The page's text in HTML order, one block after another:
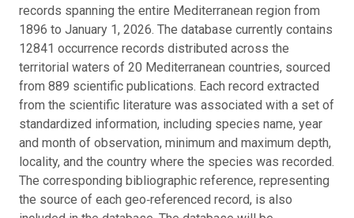
records spanning the entire Mediterranean region from
1896 to January 1, 2026. The database currently contains
12841 occurrence records distributed across the
territorial waters of 20 Mediterranean countries, sourced
from 889 scientific publications. Each record extracted
from the scientific literature was associated with a set of
standardized information, including species name, year
and month of observation, minimum and maximum depth,
locality, and the country where the species was recorded.
The corresponding bibliographic reference, representing
the source of each geo‑referenced record, is also